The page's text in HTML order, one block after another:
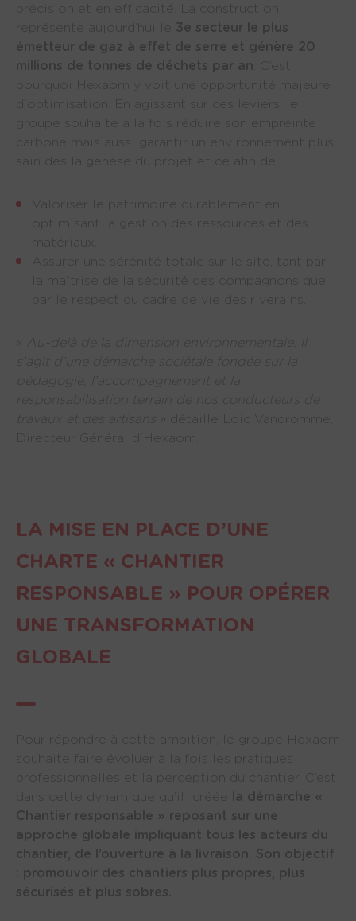
3e secteur le plus
émetteur de gaz à effet de serre et génère 20
millions de tonnes de déchets par an
pourquoi Hexaom y voit une opportunité majeure
d'optimisation. En agissant sur ces leviers, le
groupe souhaite à la fois réduire son empreinte
carbone mais aussi garantir un environnement plus
Valoriser le patrimoine durablement en
optimisant la gestion des ressources et des
matériaux.
la maîtrise de la sécurité des compagnons que
» détaille Loic Vandromme,
Directeur Général d'Hexaom.
LA MISE EN PLACE D’UNE
CHARTE « CHANTIER
RESPONSABLE » POUR OPÉRER
UNE TRANSFORMATION
GLOBALE
Pour répondre à cette ambition, le groupe Hexaom
dans cette dynamique qu’il créée
la démarche «
Chantier responsable » reposant sur une
approche globale impliquant tous les acteurs du
chantier, de l’ouverture à la livraison. Son objectif
: promouvoir des chantiers plus propres, plus
sécurisés et plus sobres.